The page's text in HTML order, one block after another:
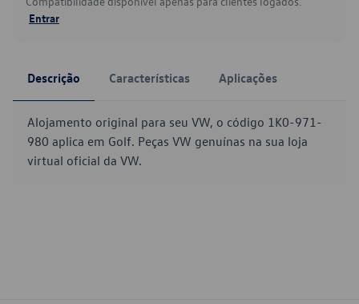
Entrar
Descrição Características Aplicações
Alojamento original para seu VW, o código 1K0-971-
980 aplica em Golf. Peças VW genuínas na sua loja
virtual oficial da VW.